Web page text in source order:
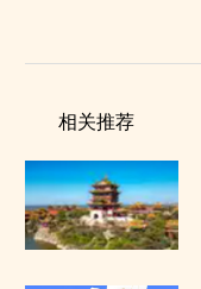
相关推荐